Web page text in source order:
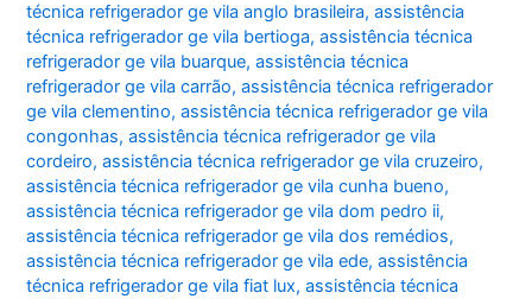
técnica refrigerador ge vila anglo brasileira,assistência
técnica refrigerador ge vila bertioga,assistência técnica
refrigerador ge vila buarque,assistência técnica
refrigerador ge vila carrão,assistência técnica refrigerador
ge vila clementino,assistência técnica refrigerador ge vila
congonhas,assistência técnica refrigerador ge vila
cordeiro,assistência técnica refrigerador ge vila cruzeiro,
assistência técnica refrigerador ge vila cunha bueno,
assistência técnica refrigerador ge vila dom pedro ii,
assistência técnica refrigerador ge vila dos remédios,
assistência técnica refrigerador ge vila ede,assistência
técnica refrigerador ge vila fiat lux,assistência técnica